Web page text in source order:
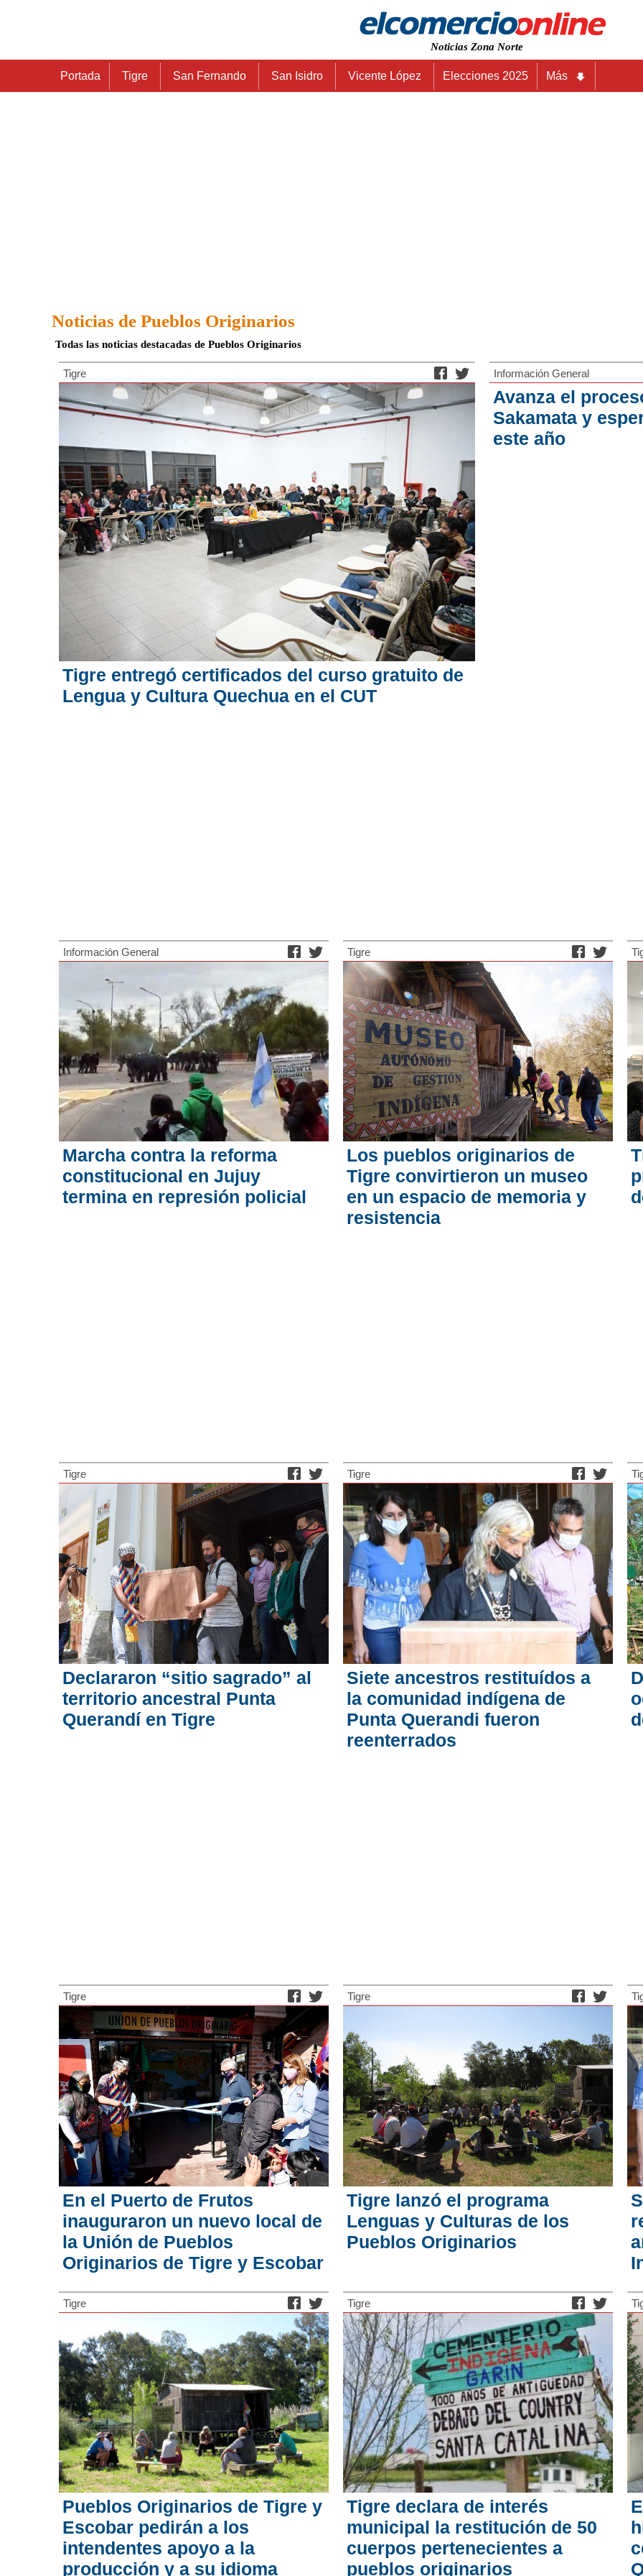
Noticias Zona Norte
Portada Tigre San Fernando San Isidro Vicente López Elecciones 2025 Más
Noticias de Pueblos Originarios
Todas las noticias destacadas de Pueblos Originarios
Tigre
Tigre entregó certificados del curso gratuito de
Lengua y Cultura Quechua en el CUT
Información General
Avanza el
Sakamata y
este año
Información General
Marcha contra la reforma
constitucional en Jujuy
termina en represión policial
Tigre
Los pueblos originarios de
Tigre convirtieron un museo
en un espacio de memoria y
resistencia
Tigre
Declararon “sitio sagrado” al
territorio ancestral Punta
Querandí en Tigre
Tigre
Siete ancestros restituídos a
la comunidad indígena de
Punta Querandi fueron
reenterrados
Tigre
En el Puerto de Frutos
inauguraron un nuevo local de
la Unión de Pueblos
Originarios de Tigre y Escobar
Tigre
Tigre lanzó el programa
Lenguas y Culturas de los
Pueblos Originarios
Tigre
Pueblos Originarios de Tigre y
Escobar pedirán a los
intendentes apoyo a la
producción y a su idioma
Tigre
Tigre declara de interés
municipal la restitución de 50
cuerpos pertenecientes a
pueblos originarios